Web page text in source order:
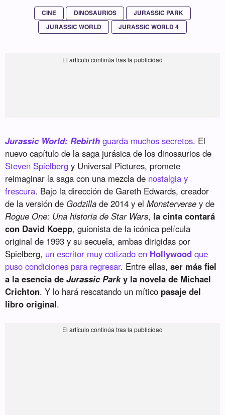
CINE DINOSAURIOS
JURASSIC PARK
JURASSIC WORLD
JURASSIC WORLD 4
Jurassic World: Rebirth guarda muchos secretos. El
nuevo capítulo de la saga jurásica de los dinosaurios de
Steven Spielberg y Universal Pictures, promete
reimaginar la saga con una mezcla de nostalgia y
frescura. Bajo la dirección de Gareth Edwards, creador
de la versión de Godzilla de 2014 y elMonsterverse y de
Rogue One: Una historia de Star Wars, la cinta contará
con David Koepp, guionista de la icónica película
original de 1993 y su secuela, ambas dirigidas por
Spielberg, un escritor muy cotizado en Hollywood que
puso condiciones para regresar. Entre ellas,ser más fiel
a la esencia deJurassic Parky la novela de Michael
Crichton. Y lo hará rescatando un mítico pasaje del
libro original.